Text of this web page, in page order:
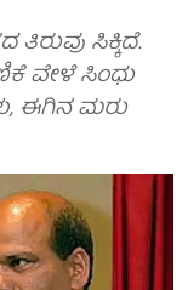
ತಿರುವು ಸಿಕ್ಕಿದೆ.
ವೇಳೆ ಸಿಂಧು
ಈಗಿನ ಮರು